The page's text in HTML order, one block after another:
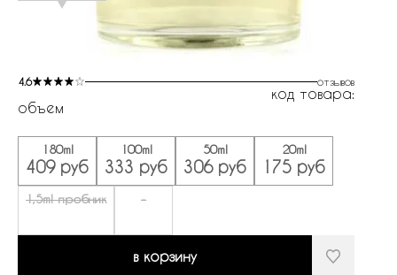
4.6 отзывов
код товара:
объем
180ml
409 руб
100ml
333 руб
50ml
306 руб
20ml
175 руб
1,5ml пробник -
в корзину